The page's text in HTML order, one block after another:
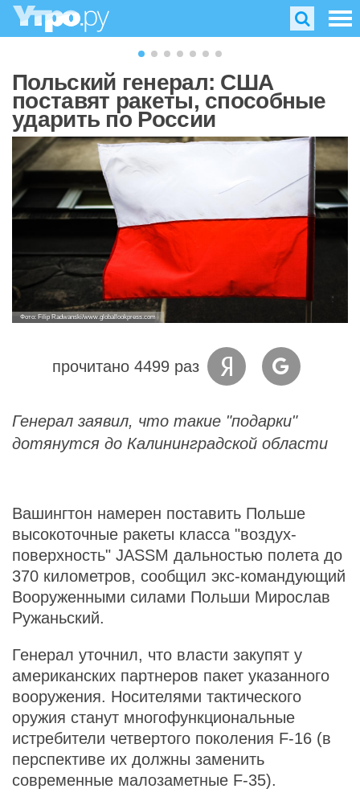
Польский генерал: США
поставят ракеты, способные
ударить по России
Фото: Filip Radwanski/www.globallookpress.com
прочитано 4499 раз
Генерал заявил, что такие "подарки"
дотянутся до Калининградской области
Вашингтон намерен поставить Польше
высокоточные ракеты класса "воздух-
поверхность" JASSM дальностью полета до
370 километров, сообщил экс-командующий
Вооруженными силами Польши Мирослав
Ружаньский.
Генерал уточнил, что власти закупят у
американских партнеров пакет указанного
вооружения. Носителями тактического
оружия станут многофункциональные
истребители четвертого поколения F-16 (в
перспективе их должны заменить
современные малозаметные F-35).